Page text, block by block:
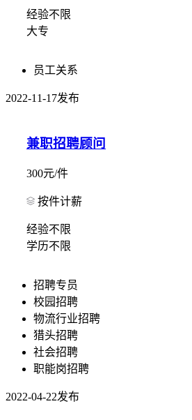
经验不限
大专
员工关系
2022-11-17发布
兼职招聘顾问
300元/件
按件计薪
经验不限
学历不限
招聘专员
校园招聘
物流行业招聘
猎头招聘
社会招聘
职能岗招聘
2022-04-22发布